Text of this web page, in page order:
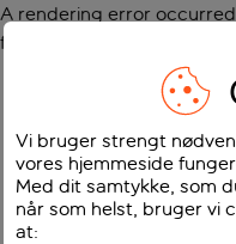
A rendering error
function
Vi bruger strengt
vores hjemmeside
Med dit samtykke, som
når som helst, bruger vi
at: